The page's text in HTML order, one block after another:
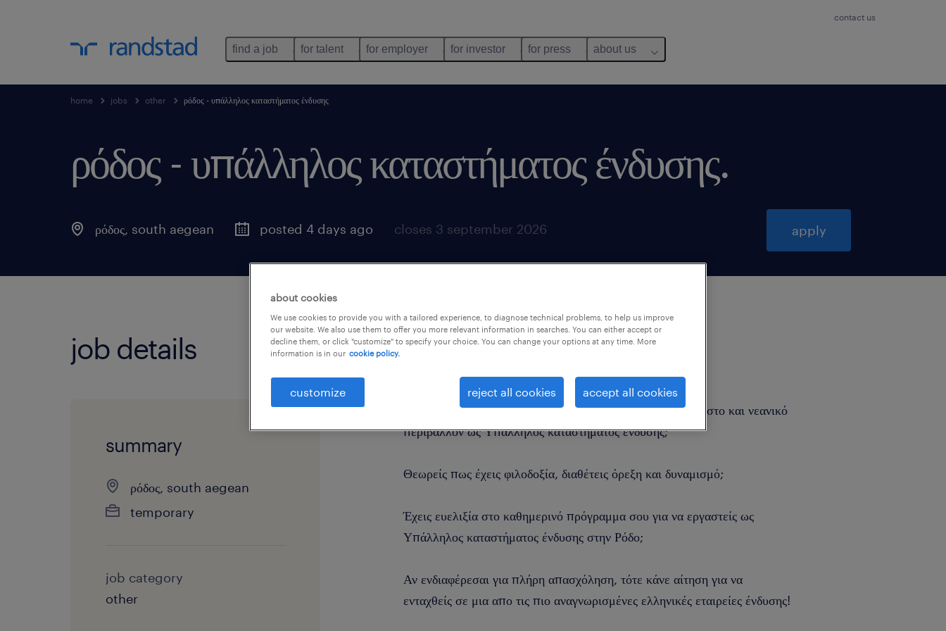
contact us
find a job for talent for employer for investor for press about us
home jobs other ρόδος - υπάλληλος καταστήματος ένδυσης
ρόδος - υπάλληλος καταστήματος ένδυσης.
ρόδος, south aegean posted 4 days ago closes 3 september 2026 apply
job details
summary
ρόδος, south aegean
temporary
job category
other
Ανυπομονείς να ξεκινήσεις την εργασία σου σε ένα ευχάριστο και νεανικό
περιβάλλον ως Υπάλληλος καταστήματος ένδυσης;
Θεωρείς πως έχεις φιλοδοξία, διαθέτεις όρεξη και δυναμισμό;
Έχεις ευελιξία στο καθημερινό πρόγραμμα σου για να εργαστείς ως
Υπάλληλος καταστήματος ένδυσης στην Ρόδο;
Αν ενδιαφέρεσαι για πλήρη απασχόληση, τότε κάνε αίτηση για να
ενταχθείς σε μια απο τις πιο αναγνωρισμένες ελληνικές εταιρείες ένδυσης!
about cookies
We use cookies to provide you with a tailored experience, to diagnose technical problems, to help us improve
our website. We also use them to offer you more relevant information in searches. You can either accept or
decline them, or click "customize" to specify your choice. You can change your options at any time. More
information is in our cookie policy.
customize reject all cookies accept all cookies